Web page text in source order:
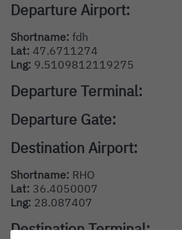
Departure Airport:
Shortname: fdh
Lat: 47.6711274
Lng: 9.5109812119275
Departure Terminal:
Departure Gate:
Destination Airport:
Shortname: RHO
Lat: 36.4050007
Lng: 28.087407
Destination Terminal: